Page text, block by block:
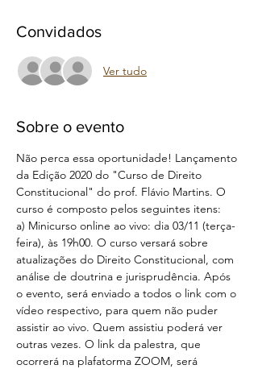
Convidados
Ver tudo
Sobre o evento
Não perca essa oportunidade! Lançamento
da Edição 2020 do "Curso de Direito
Constitucional" do prof. Flávio Martins. O
curso é composto pelos seguintes itens:
a) Minicurso online ao vivo: dia 03/11 (terça-
feira), às 19h00. O curso versará sobre
atualizações do Direito Constitucional, com
análise de doutrina e jurisprudência. Após
o evento, será enviado a todos o link com o
vídeo respectivo, para quem não puder
assistir ao vivo. Quem assistiu poderá ver
outras vezes. O link da palestra, que
ocorrerá na plafatorma ZOOM, será